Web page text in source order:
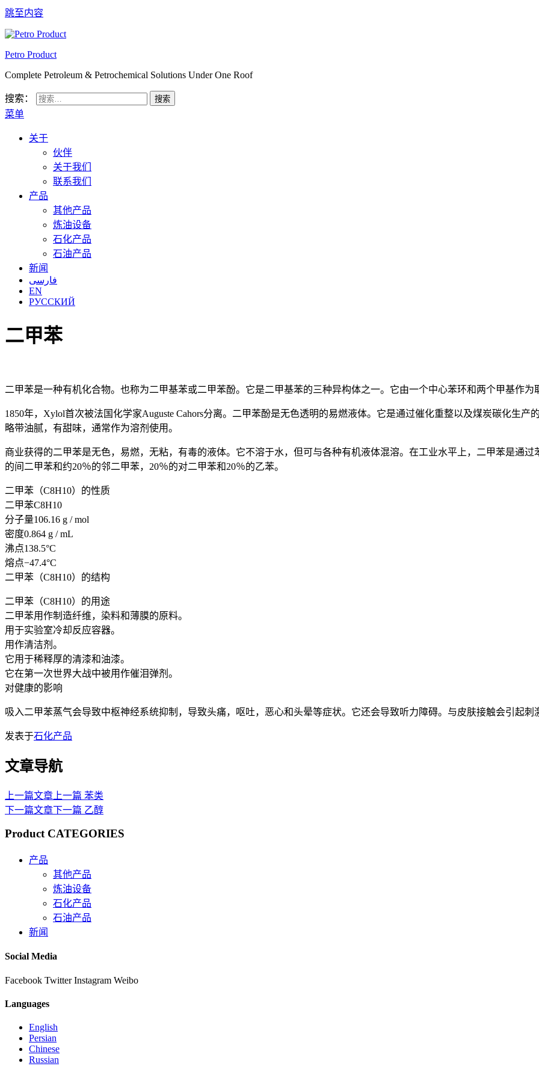
跳至内容
Petro Product
Complete Petroleum & Petrochemical Solutions Under One Roof
搜索：
菜单
关于
伙伴
关于我们
联系我们
产品
其他产品
炼油设备
石化产品
石油产品
新闻
فارسی
EN
РУССКИЙ
二甲苯
二甲苯是一种有机化合物。也称为二甲基苯或二甲苯酚。它是二甲基苯的三种异构体之一。它由一个中心苯环和两个甲基作为
1850年，Xylol首次被法国化学家Auguste Cahors分离。二甲苯酚是无色透明的易燃液体。它是通过催化重整以及煤炭碳化生
略带油腻，有甜味，通常作为溶剂使用。
商业获得的二甲苯是无色，易燃，无粘，有毒的液体。它不溶于水，但可与各种有机液体混溶。在工业水平上，二甲苯是通
的间二甲苯和约20％的邻二甲苯，20％的对二甲苯和20％的乙苯。
二甲苯（C8H10）的性质
二甲苯C8H10
分子量106.16 g / mol
密度0.864 g / mL
沸点138.5°C
熔点−47.4°C
二甲苯（C8H10）的结构
二甲苯（C8H10）的用途
二甲苯用作制造纤维，染料和薄膜的原料。
用于实验室冷却反应容器。
用作清洁剂。
它用于稀释厚的清漆和油漆。
它在第一次世界大战中被用作催泪弹剂。
对健康的影响
吸入二甲苯蒸气会导致中枢神经系统抑制，导致头痛，呕吐，恶心和头晕等症状。它还会导致听力障碍。与皮肤接触会引起刺
发表于石化产品
文章导航
上一篇文章 上一篇 苯类
下一篇文章下一篇 乙醇
Product CATEGORIES
产品
其他产品
炼油设备
石化产品
石油产品
新闻
Social Media
Facebook Twitter Instagram Weibo
Languages
English
Persian
Chinese
Russian